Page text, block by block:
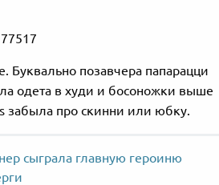
позавчера папарацци
одета в худи и босоножки выше
забыла про скинни или юбку.
сыграла главную героиню